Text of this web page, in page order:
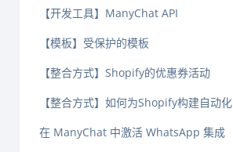
【开发工具】ManyChat API
【模板】受保护的模板
【整合方式】Shopify的优惠券活动
【整合方式】如何为Shopify构建自动化
在 ManyChat 中激活 WhatsApp 集成